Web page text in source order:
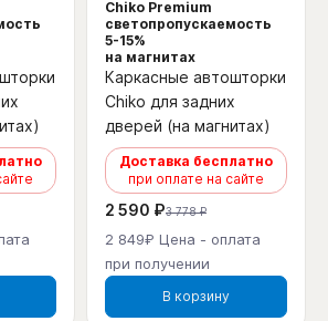
Chiko Premium
светопропускаемость
5-15%
на магнитах
Каркасные автошторки
Chiko для задних
дверей (на магнитах)
Доставка бесплатно
при оплате на сайте
2 590 ₽3 778 ₽
2 849₽ Цена - оплата
при получении
В корзину